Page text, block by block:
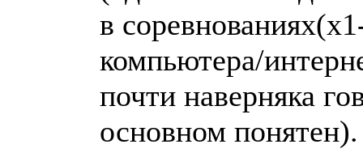
в
компьютера/
почти наверняка
основном понятен).